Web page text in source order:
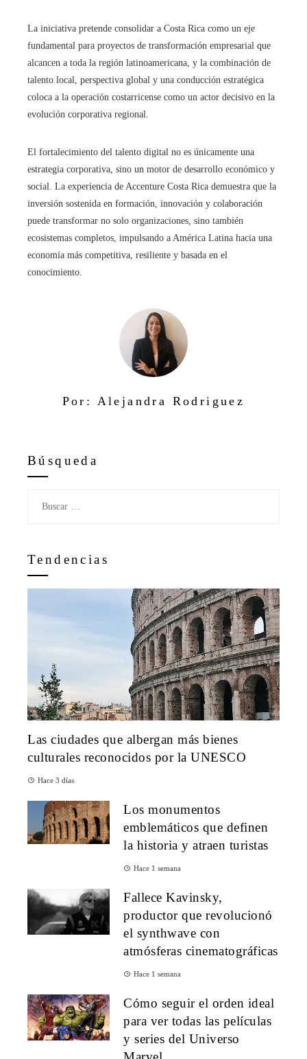
La iniciativa pretende consolidar a Costa Rica como un eje
fundamental para proyectos de transformación empresarial que
alcancen a toda la región latinoamericana, y la combinación de
talento local, perspectiva global y una conducción estratégica
coloca a la operación costarricense como un actor decisivo en la
evolución corporativa regional.
El fortalecimiento del talento digital no es únicamente una
estrategia corporativa, sino un motor de desarrollo económico y
social. La experiencia de Accenture Costa Rica demuestra que la
inversión sostenida en formación, innovación y colaboración
puede transformar no solo organizaciones, sino también
ecosistemas completos, impulsando a América Latina hacia una
economía más competitiva, resiliente y basada en el
conocimiento.
Por: Alejandra Rodriguez
Búsqueda
Tendencias
Las ciudades que albergan más bienes
culturales reconocidos por la UNESCO
Hace 3 días
Los monumentos
emblemáticos que definen
la historia y atraen turistas
Hace 1 semana
Fallece Kavinsky,
productor que revolucionó
el synthwave con
atmósferas cinematográficas
Hace 1 semana
Cómo seguir el orden ideal
para ver todas las películas
y series del Universo